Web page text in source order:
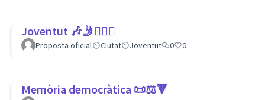
Joventut 🎶🤳🙇🏽‍♀
Proposta oficial Ciutat Joventut 0 0
Memòria democràtica 📜⚖️🔻